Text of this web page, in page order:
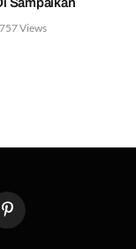
Views
Pinterest